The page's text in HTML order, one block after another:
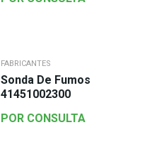
FABRICANTES
Sonda De Fumos
41451002300
POR CONSULTA